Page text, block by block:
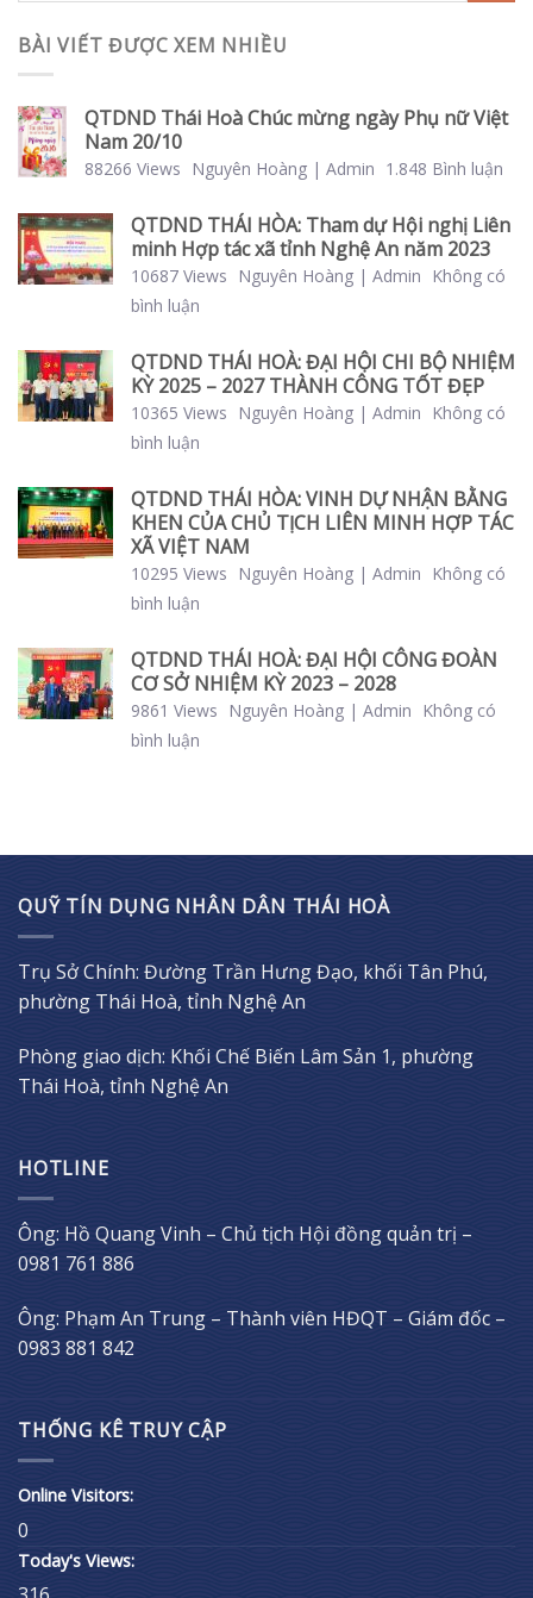
BÀI VIẾT ĐƯỢC XEM NHIỀU
QTDND Thái Hoà Chúc mừng ngày Phụ nữ Việt
Nam 20/10
88266 Views Nguyên Hoàng | Admin 1.848 Bình luận
QTDND THÁI HÒA: Tham dự Hội nghị Liên
minh Hợp tác xã tỉnh Nghệ An năm 2023
10687 Views Nguyên Hoàng | Admin
Không có
bình luận
QTDND THÁI HOÀ: ĐẠI HỘI CHI BỘ NHIỆM
KỲ 2025 – 2027 THÀNH CÔNG TỐT ĐẸP
10365 Views Nguyên Hoàng | Admin
Không có
bình luận
QTDND THÁI HÒA: VINH DỰ NHẬN BẰNG
KHEN CỦA CHỦ TỊCH LIÊN MINH HỢP TÁC
XÃ VIỆT NAM
10295 Views Nguyên Hoàng | Admin
Không có
bình luận
QTDND THÁI HOÀ: ĐẠI HỘI CÔNG ĐOÀN
CƠ SỞ NHIỆM KỲ 2023 – 2028
9861 Views Nguyên Hoàng | Admin
Không có
bình luận
QUỸ TÍN DỤNG NHÂN DÂN THÁI HOÀ
Trụ Sở Chính: Đường Trần Hưng Đạo, khối Tân Phú,
phường Thái Hoà, tỉnh Nghệ An
Phòng giao dịch: Khối Chế Biến Lâm Sản 1, phường
Thái Hoà, tỉnh Nghệ An
HOTLINE
Ông: Hồ Quang Vinh – Chủ tịch Hội đồng quản trị –
0981 761 886
Ông: Phạm An Trung – Thành viên HĐQT – Giám đốc –
0983 881 842
THỐNG KÊ TRUY CẬP
Online Visitors:
0
Today's Views: